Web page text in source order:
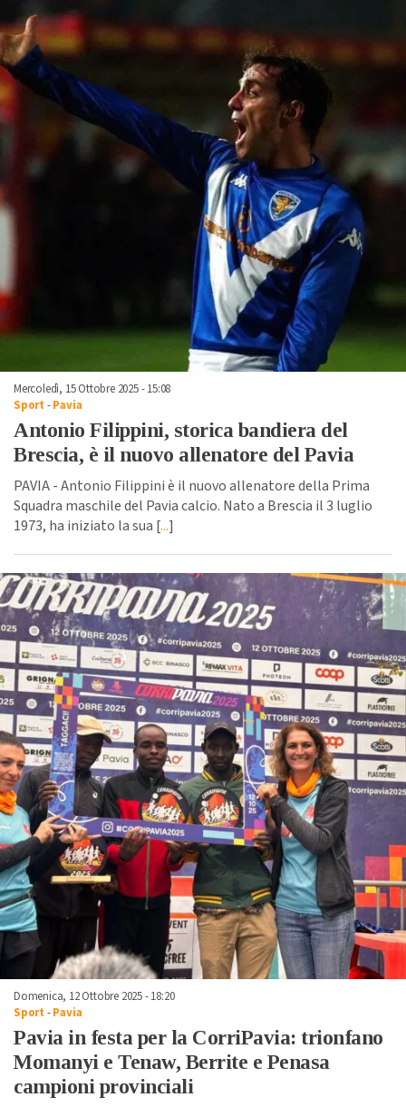
Mercoledì, 15 Ottobre 2025 - 15:08
Sport -Pavia
Antonio Filippini, storica bandiera del
Brescia, è il nuovo allenatore del Pavia
PAVIA - Antonio Filippini è il nuovo allenatore della Prima
Squadra maschile del Pavia calcio. Nato a Brescia il 3 luglio
1973, ha iniziato la sua [...]
Domenica, 12 Ottobre 2025 - 18:20
Sport -Pavia
Pavia in festa per la CorriPavia: trionfano
Momanyi e Tenaw, Berrite e Penasa
campioni provinciali